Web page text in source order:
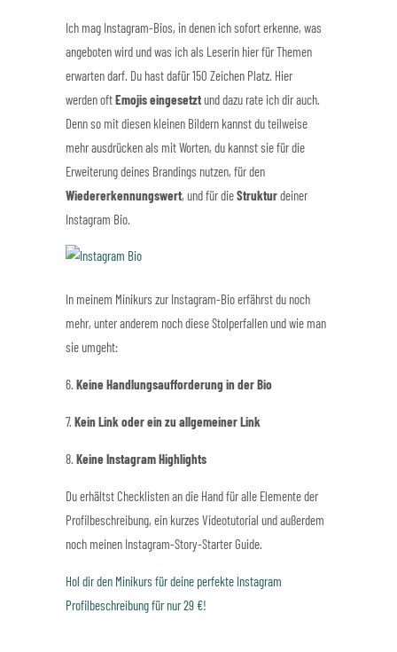
Ich mag Instagram-Bios, in denen ich sofort erkenne, was
angeboten wird und was ich als Leserin hier für Themen
erwarten darf. Du hast dafür 150 Zeichen Platz. Hier
werden oftEmojis eingesetztund dazu rate ich dir auch.
Denn so mit diesen kleinen Bildern kannst du teilweise
mehr ausdrücken als mit Worten, du kannst sie für die
Erweiterung deines Brandings nutzen, für den
Wiedererkennungswert, und für dieStrukturdeiner
Instagram Bio.
In meinem Minikurs zur Instagram-Bio erfährst du noch
mehr, unter anderem noch diese Stolperfallen und wie man
sie umgeht:
6. Keine Handlungsaufforderung in der Bio
7. Kein Link oder ein zu allgemeiner Link
8. Keine Instagram Highlights
Du erhältst Checklisten an die Hand für alle Elemente der
Profilbeschreibung, ein kurzes Videotutorial und außerdem
noch meinen Instagram-Story-Starter Guide.
Hol dir den Minikurs für deine perfekte Instagram
Profilbeschreibung für nur 29 €!